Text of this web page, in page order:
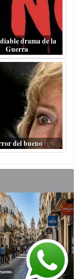
drama de la
Guerra
del bueno